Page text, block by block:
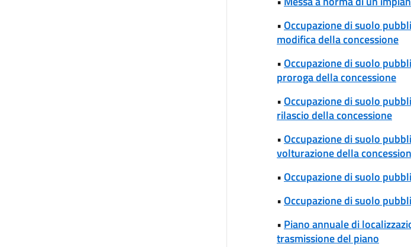
•Occupazione di suolo
modifica della concessione
•Occupazione di suolo
proroga della concessione
•Occupazione di suolo
rilascio della concessione
•Occupazione di suolo
volturazione della
•Occupazione di suolo
•Occupazione di suolo
• Piano annuale di
trasmissione del piano